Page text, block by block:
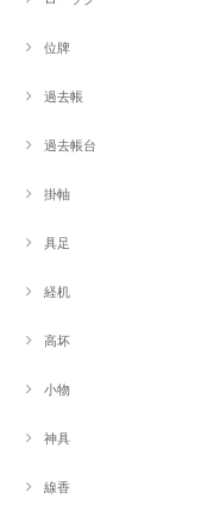
位牌
過去帳
過去帳台
掛軸
具足
経机
高坏
小物
神具
線香